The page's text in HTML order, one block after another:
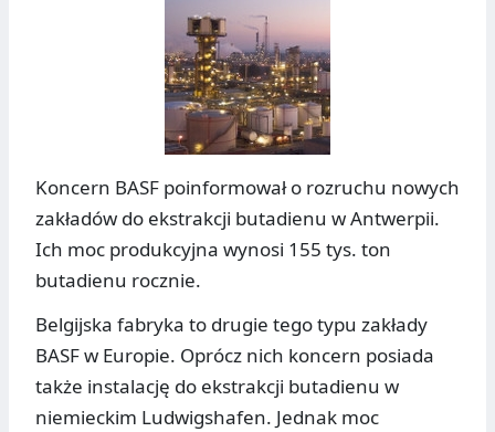
Koncern BASF poinformował o rozruchu nowych
zakładów do ekstrakcji butadienu w Antwerpii.
Ich moc produkcyjna wynosi 155 tys. ton
butadienu rocznie.
Belgijska fabryka to drugie tego typu zakłady
BASF w Europie. Oprócz nich koncern posiada
także instalację do ekstrakcji butadienu w
niemieckim Ludwigshafen. Jednak moc